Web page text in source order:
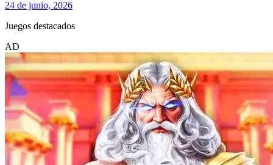
24 de junio, 2026
Juegos destacados
AD